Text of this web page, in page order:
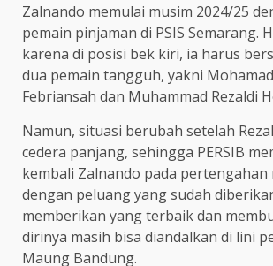
Zalnando memulai musim 2024/25
pemain pinjaman di PSIS Semarang.
karena di posisi bek kiri, ia harus
dua pemain tangguh, yakni
Febriansah dan Muhammad Rezaldi
Namun, situasi berubah setelah
cedera panjang, sehingga PERSIB
kembali Zalnando pada pertengahan
dengan peluang yang sudah
memberikan yang terbaik dan
dirinya masih bisa diandalkan di lini
Maung Bandung.